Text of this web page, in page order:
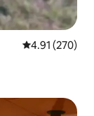
Calificación
4.91 (270)